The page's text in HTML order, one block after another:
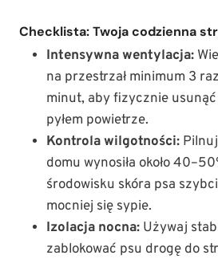
Checklista: Twoja codzienna
Intensywna wentylacja:
na przestrzał minimum 3
minut, aby fizycznie usunąć
pyłem powietrze.
Kontrola wilgotności:
domu wynosiła około
środowisku skóra psa
mocniej się sypie.
Izolacja nocna: Używaj
zablokować psu drogę do